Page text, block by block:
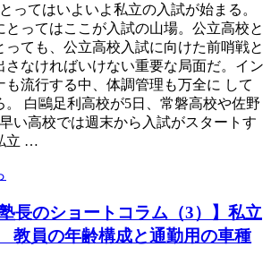
ってはいよいよ私立の入試が始まる。
とってはここが入試の山場。公立高校と
っても、公立高校入試に向けた前哨戦と
さなければいけない重要な局面だ。イン
も流行する中、体調管理も万全に して
。 白鷗足利高校が5日、常磐高校や佐野
い高校では週末から入試がスタートす
立 …
長のショートコラム（3）】私立
員の年齢構成と通勤用の車種